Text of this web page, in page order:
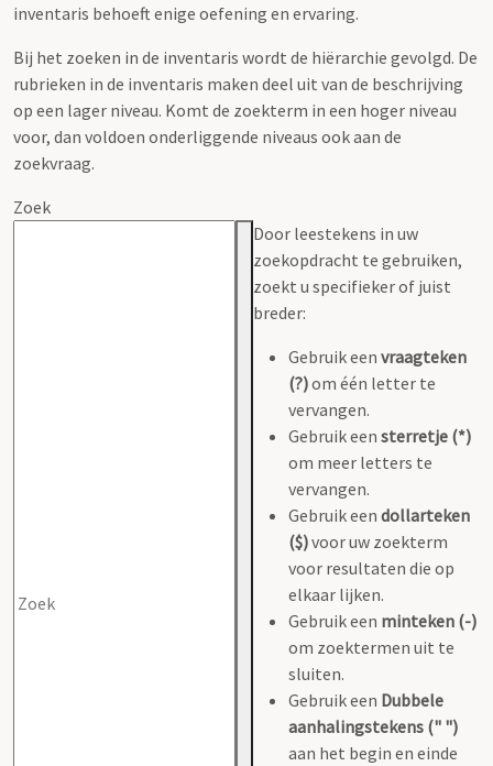
inventaris behoeft enige oefening en ervaring.
Bij het zoeken in de inventaris wordt de hiërarchie gevolgd. De
rubrieken in de inventaris maken deel uit van de beschrijving
op een lager niveau. Komt de zoekterm in een hoger niveau
voor, dan voldoen onderliggende niveaus ook aan de
zoekvraag.
Zoek
Door leestekens in uw
zoekopdracht te gebruiken,
zoekt u specifieker of juist
breder:
Gebruik een vraagteken
(?)om één letter te
vervangen.
Gebruik een sterretje (*)
om meer letters te
vervangen.
Gebruik een dollarteken
($)voor uw zoekterm
voor resultaten die op
elkaar lijken.
Gebruik een minteken (-)
om zoektermen uit te
sluiten.
Gebruik een Dubbele
aanhalingstekens (" ")
aan het begin en einde